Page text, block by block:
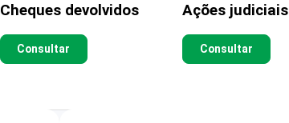
Cheques devolvidos
Consultar
Ações judiciais
Consultar